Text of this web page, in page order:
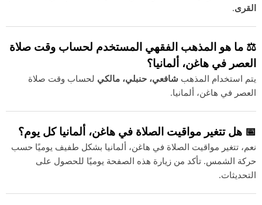
القرى.
⚖️ ما هو المذهب الفقهي المستخدم لحساب وقت صلاة
العصر في هاغن، ألمانيا؟
يتم استخدام المذهب شافعي، حنبلي، مالكي لحساب وقت صلاة
العصر في هاغن، ألمانيا.
📅 هل تتغير مواقيت الصلاة في هاغن، ألمانيا كل يوم؟
نعم، تتغير مواقيت الصلاة في هاغن، ألمانيا بشكل طفيف يوميًا حسب
حركة الشمس. تأكد من زيارة هذه الصفحة يوميًا للحصول على
التحديثات.